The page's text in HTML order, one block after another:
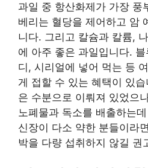
과일 중 항산화제가 가장 풍
베리는 혈당을 제어하고 암
니다. 그리고 칼슘과 칼륨,
에 아주 좋은 과일입니다.
디, 시리얼에 넣어 먹는 등
게 접할 수 있는 혜택이 있
은 수분으로 이뤄져 있었으
노폐물과 독소를 배출하는
신장이 다소 약한 분들이라
박을 다량 섭취하지 않길 권